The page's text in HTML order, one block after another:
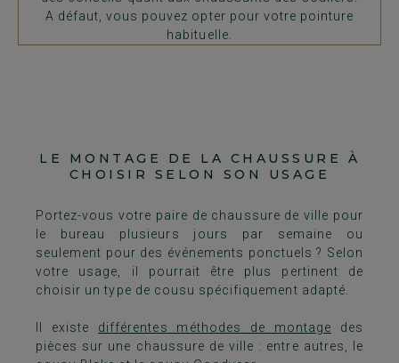
A défaut, vous pouvez opter pour votre pointure
habituelle.
LE MONTAGE DE LA CHAUSSURE À
CHOISIR SELON SON USAGE
Portez-vous votre paire de chaussure de ville pour
le bureau plusieurs jours par semaine ou
seulement pour des événements ponctuels ? Selon
votre usage, il pourrait être plus pertinent de
choisir un type de cousu spécifiquement adapté.
Il existe différentes méthodes de montage des
pièces sur une chaussure de ville : entre autres, le